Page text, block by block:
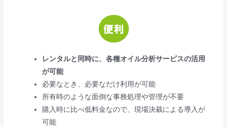
レンタルと同時に、各種オイル分析サービスの活用
が可能
必要なとき、必要なだけ利用が可能
所有時のような面倒な事務処理や管理が不要
購入時に比べ低料金なので、現場決裁による導入が
可能